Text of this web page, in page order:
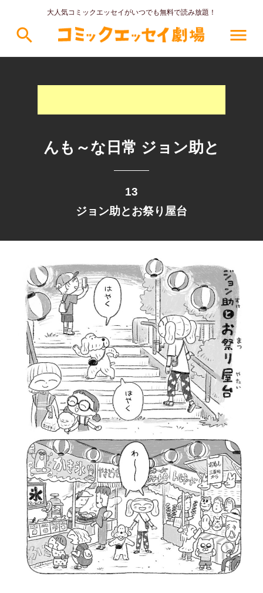
大人気コミックエッセイがいつでも無料で読み放題！
search menu
んも～な日常 ジョン助と
13
ジョン助とお祭り屋台